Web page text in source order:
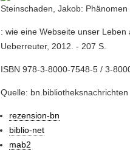
Steinschaden, Jakob:
: wie eine Webseite unser
Ueberreuter, 2012. - 207 S.
ISBN 978-3-8000-7548-5 / 3-
Quelle: bn.bibliotheksnachrichten
rezension-bn
biblio-net
mab2